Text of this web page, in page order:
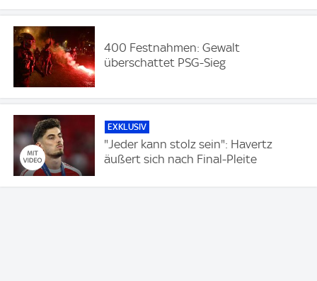
400 Festnahmen: Gewalt
überschattet PSG-Sieg
EXKLUSIV
"Jeder kann stolz sein": Havertz
äußert sich nach Final-Pleite